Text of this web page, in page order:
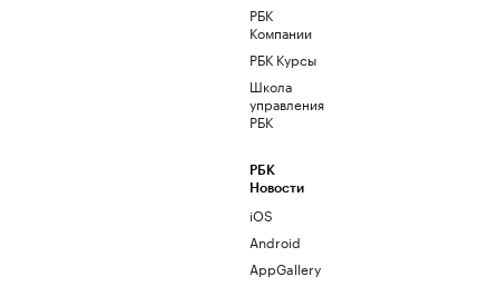
РБК
Компании
РБК Курсы
Школа
управления
РБК
РБК
Новости
iOS
Android
AppGallery